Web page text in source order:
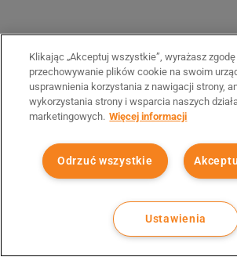
Klikając „Akceptuj wszystkie”, wyrażasz
przechowywanie plików cookie na swoim
usprawnienia korzystania z nawigacji strony,
wykorzystania strony i wsparcia naszych
marketingowych. Więcej informacji
Odrzuć wszystkie
Ustawienia